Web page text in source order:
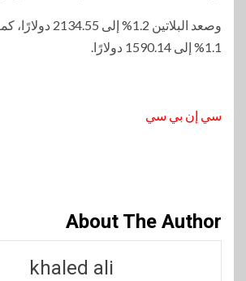
وصعد البلاتين 1.2% إلى
1.1% إلى 1590.14 دولارًا.
سي إن بي سي
About The Author
khaled ali